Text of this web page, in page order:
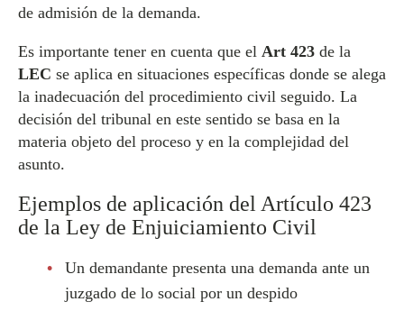
de admisión de la demanda.
Es importante tener en cuenta que el Art 423 de la
LEC se aplica en situaciones específicas donde se alega
la inadecuación del procedimiento civil seguido. La
decisión del tribunal en este sentido se basa en la
materia objeto del proceso y en la complejidad del
asunto.
Ejemplos de aplicación del Artículo 423
de la Ley de Enjuiciamiento Civil
Un demandante presenta una demanda ante un
juzgado de lo social por un despido